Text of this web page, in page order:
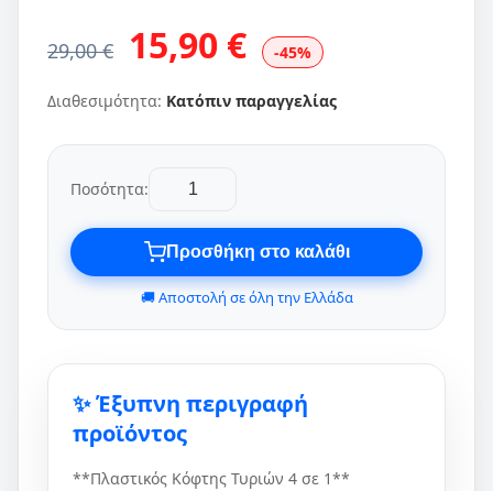
29,00 € 15,90 € -45%
Διαθεσιμότητα: Κατόπιν παραγγελίας
Ποσότητα:
Προσθήκη στο καλάθι
🚚 Αποστολή σε όλη την Ελλάδα
✨ Έξυπνη περιγραφή
προϊόντος
**Πλαστικός Κόφτης Τυριών 4 σε 1**